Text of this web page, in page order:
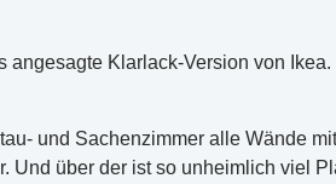
angesagte Klarlack-Version von Ikea.
und Sachenzimmer alle Wände mit
Und über der ist so unheimlich viel